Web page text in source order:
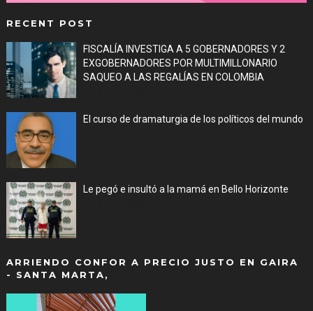
RECENT POST
FISCALÍA INVESTIGA A 5 GOBERNADORES Y 2
EXGOBERNADORES POR MULTIMILLONARIO
SAQUEO A LAS REGALÍAS EN COLOMBIA
El curso de dramaturgia de los políticos del mundo
Le pegó e insultó a la mamá en Bello Horizonte
ARRIENDO CONFOR A PRECIO JUSTO EN GAIRA
- SANTA MARTA,